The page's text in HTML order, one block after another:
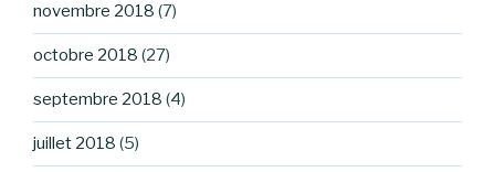
novembre 2018 (7)
octobre 2018 (27)
septembre 2018 (4)
juillet 2018 (5)